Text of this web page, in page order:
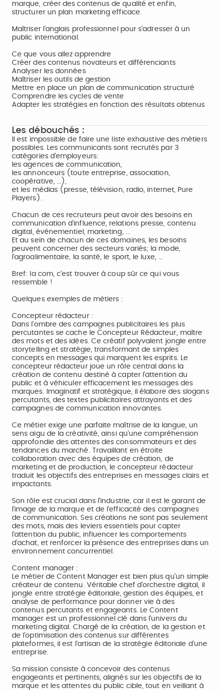
marque, créer des contenus de qualité et enfin,
structurer un plan marketing efficace.
Maîtriser l’anglais professionnel pour s’adresser à un
public international.
Ce que vous allez apprendre
Créer des contenus novateurs et différenciants
Analyser les données
Maîtriser les outils de gestion
Mettre en place un plan de communication structuré
Comprendre les cycles de vente
Adapter les stratégies en fonction des résultats obtenus
Les débouchés :
Il est impossible de faire une liste exhaustive des métiers
possibles. Les communicants sont recrutés par 3
catégories d'employeurs:
les agences de communication,
les annonceurs (toute entreprise, association,
coopérative, ...),
et les médias (presse, télévision, radio, internet, Pure
Players).
Chacun de ces recruteurs peut avoir des besoins en
communication d'influence, relations presse, contenu
digital, événementiel, marketing, ...
Et au sein de chacun de ces domaines, les besoins
peuvent concerner des secteurs variés; la mode,
l'agroalimentaire, la santé, le sport, le luxe, ...
Bref: la com, c'est trouver à coup sûr ce qui vous
ressemble !
Quelques exemples de métiers :
Concepteur rédacteur :
Dans l'ombre des campagnes publicitaires les plus
percutantes se cache le Concepteur Rédacteur, maître
des mots et des idées. Ce créatif polyvalent jongle entre
storytelling et stratégie, transformant de simples
concepts en messages qui marquent les esprits. Le
concepteur rédacteur joue un rôle central dans la
création de contenu destiné à capter l'attention du
public et à véhiculer efficacement les messages des
marques. Imaginatif et stratégique, il élabore des slogans
percutants, des textes publicitaires attrayants et des
campagnes de communication innovantes.
Ce métier exige une parfaite maîtrise de la langue, un
sens aigu de la créativité, ainsi qu'une compréhension
approfondie des attentes des consommateurs et des
tendances du marché. Travaillant en étroite
collaboration avec des équipes de création, de
marketing et de production, le concepteur rédacteur
traduit les objectifs des entreprises en messages clairs et
impactants.
Son rôle est crucial dans l'industrie, car il est le garant de
l'image de la marque et de l'efficacité des campagnes
de communication. Ses créations ne sont pas seulement
des mots, mais des leviers essentiels pour capter
l’attention du public, influencer les comportements
d’achat, et renforcer la présence des entreprises dans un
environnement concurrentiel.
Content manager :
Le métier de Content Manager est bien plus qu'un simple
créateur de contenu. Véritable chef d'orchestre digital, il
jongle entre stratégie éditoriale, gestion des équipes, et
analyse de performance pour donner vie à des
contenus percutants et engageants. Le Content
manager est un professionnel clé dans l'univers du
marketing digital. Chargé de la création, de la gestion et
de l'optimisation des contenus sur différentes
plateformes, il est l'artisan de la stratégie éditoriale d'une
entreprise.
Sa mission consiste à concevoir des contenus
engageants et pertinents, alignés sur les objectifs de la
marque et les attentes du public cible, tout en veillant à